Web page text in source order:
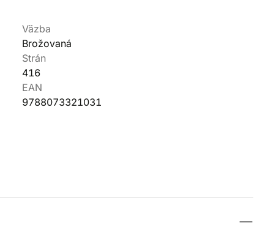
Väzba
Brožovaná
Strán
416
EAN
9788073321031